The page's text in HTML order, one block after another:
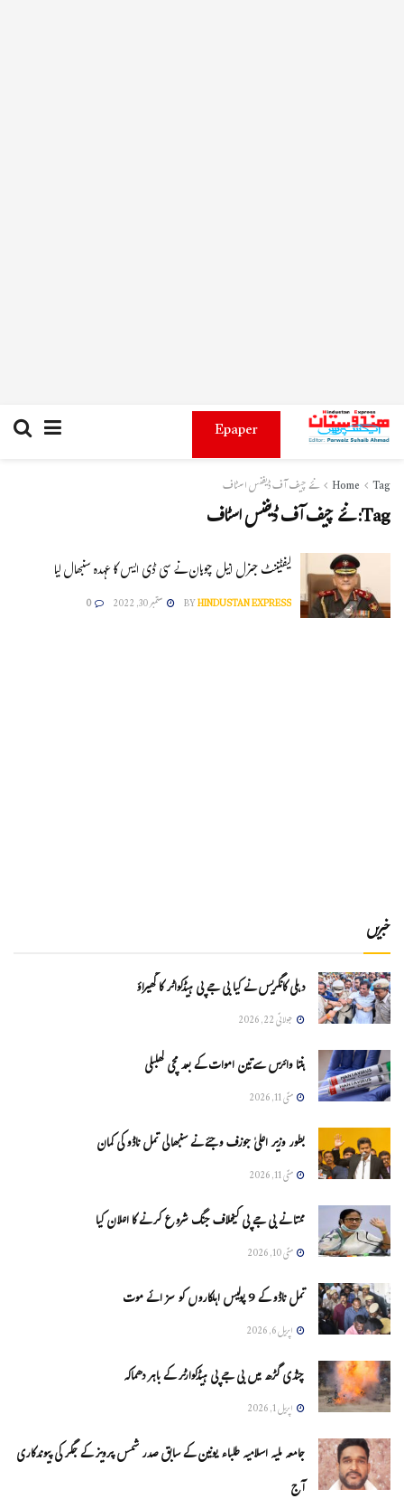
Epaper
Home Tag نئے چیف آف ڈیفنس اسٹاف
Tag:نئے چیف آف ڈیفنس اسٹاف
لیفٹیننٹ جنرل انیل چوہان نے سی ڈی ایس کا عہدہ سنبھال لیا
BYHINDUSTAN EXPRESS ستمبر 30, 2022 0
خبریں
دہلی کانگریس نے کیا بی جے پی ہیڈکواٹر کا گھیراؤ
جولائی 22, 2026
ہنتا وائرس سےتین اموات کے بعد مچی کھلبلی
مئی 11, 2026
بطور وزیر اعلیٰ جوزف وجئے نے سنبھالی تمل ناڈو کی کمان
مئی 11, 2026
ممتا نے بی جے پی کیخلاف جنگ شروع کرنے کا اعلان کیا
مئی 10, 2026
تمل ناڈو کے 9 پولیس اہلکاروں کو سزائے موت
اپریل 6, 2026
چنڈی گڑھ میں بی جے پی ہیڈکوارٹر کے باہر دھماکہ
اپریل 1, 2026
جامعہ ملیہ اسلامیہ طلباء یونین کے سابق صدر شمس پرویز کے جگر کی پیوندکاری
آج